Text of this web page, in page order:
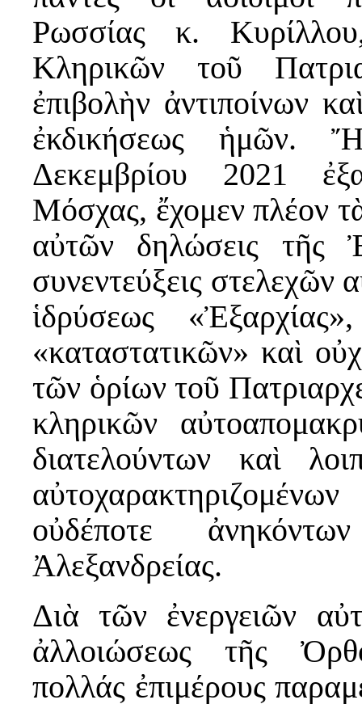
Ρωσσίας κ.
Κληρικῶν τοῦ
ἐπιβολὴν ἀντιποίνων
ἐκδικήσεως ἡμῶν.
Δεκεμβρίου 2021
Μόσχας, ἔχομεν πλέον
αὐτῶν δηλώσεις τῆς
συνεντεύξεις στελεχῶν
ἱδρύσεως
«καταστατικῶν» καὶ
τῶν ὁρίων τοῦ
κληρικῶν
διατελούντων καὶ
οὐδέποτε
Ἀλεξανδρείας.
Διὰ τῶν ἐνεργειῶν
ἀλλοιώσεως τῆς
πολλάς ἐπιμέρους